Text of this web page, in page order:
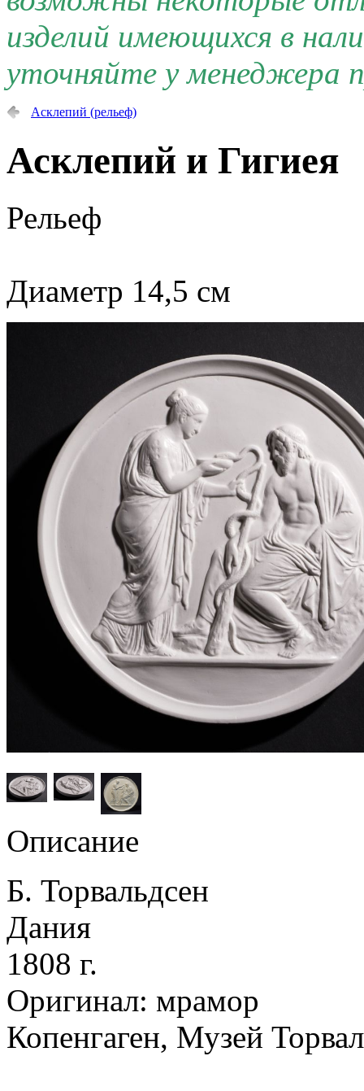
изделий имеющихся в
уточняйте у менеджера
Асклепий (рельеф)
Асклепий и Гигиея
Рельеф
Диаметр 14,5 см
Описание
Б. Торвальдсен
Дания
1808 г.
Оригинал: мрамор
Копенгаген, Музей